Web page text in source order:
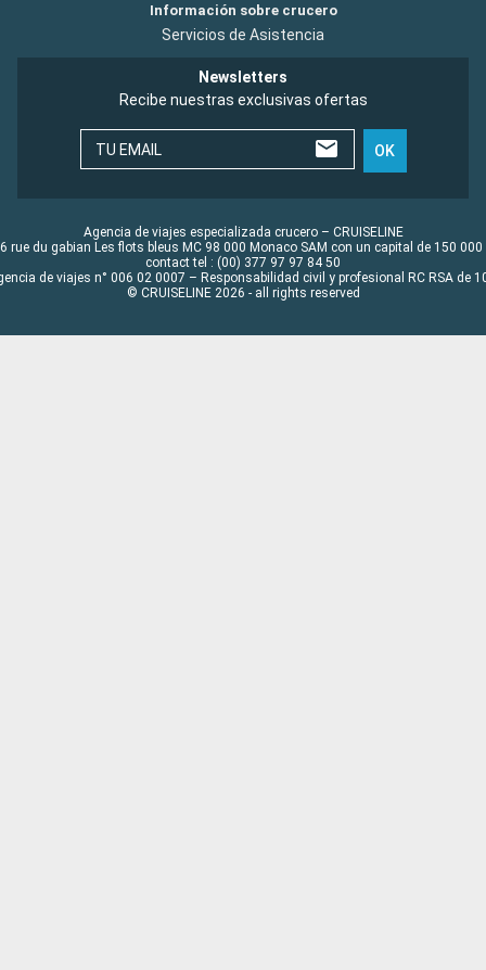
Información sobre crucero
Servicios de Asistencia
Newsletters
Recibe nuestras exclusivas ofertas
TU EMAIL OK
Agencia de viajes especializada crucero – CRUISELINE
rue du gabian Les flots bleus MC 98 000 Monaco SAM con un capital de 150 000
contact tel : (00) 377 97 97 84 50
de viajes n° 006 02 0007 – Responsabilidad civil y profesional RC RSA de
© CRUISELINE 2026 - all rights reserved